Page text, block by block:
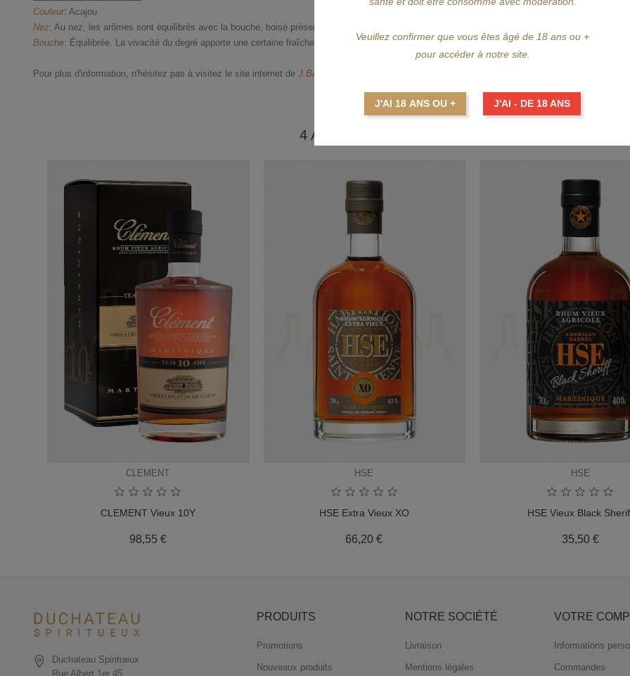
Couleur: Acajou
Nez: Au nez, les arômes sont équilibrés avec la bouche, boisé présent mais bien fondu laissant ressortir toute la palette aromatique.
Bouche: Équilibrée. La vivacité du degré apporte une certaine fraîcheur avec une prise en bouche grasse et ample.
Pour plus d'information, n'hésitez pas à visitez le site internet de J.BALLY
4 AUTRES PRODUITS DANS LA MÊME
CLEMENT
CLEMENT Vieux 10Y
98,55 €Prix
HSE
HSE Extra Vieux XO
66,20 €Prix
HSE
HSE Vieux Black
35,50 €Prix
Duchateau Spiritueux
Rue Albert 1er 45
PRODUITS
Promotions
Nouveaux produits
NOTRE SOCIÉTÉ
Livraison
Mentions légales
VOTRE
Informations
Commandes
Veuillez confirmer que vous êtes âgé de 18 ans ou +
pour accéder à notre site.
J'AI 18 ANS OU + J'AI - DE 18 ANS